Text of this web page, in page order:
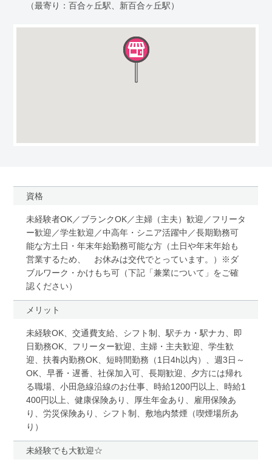
（最寄り：百合ヶ丘駅、新百合ヶ丘駅）
資格
未経験者OK／ブランクOK／主婦（主夫）歓迎／フリータ
ー歓迎／学生歓迎／中高年・シニア活躍中／長期勤務可
能な方土日・年末年始勤務可能な方（土日や年末年始も
営業するため、 お休みは交代でとっています。）※ダ
ブルワーク・かけもち可（下記「兼業について」をご確
認ください）
メリット
未経験OK、交通費支給、シフト制、駅チカ・駅ナカ、即
日勤務OK、フリーター歓迎、主婦・主夫歓迎、学生歓
迎、扶養内勤務OK、短時間勤務（1日4h以内）、週3日～
OK、早番・遅番、社保加入可、長期歓迎、夕方には帰れ
る職場、小田急線沿線のお仕事、時給1200円以上、時給1
400円以上、健康保険あり、厚生年金あり、雇用保険あ
り、労災保険あり、シフト制、敷地内禁煙（喫煙場所あ
り）
未経験でも大歓迎☆